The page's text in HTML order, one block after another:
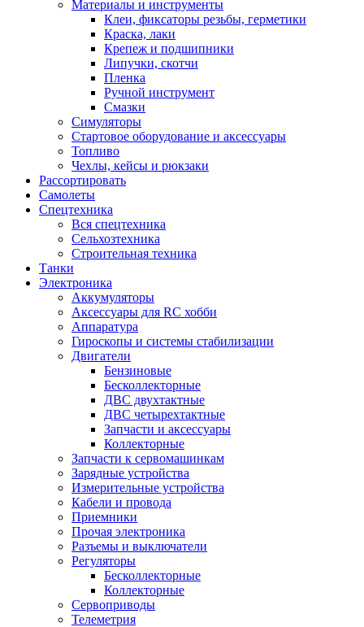
Материалы и инструменты
Клеи, фиксаторы резьбы, герметики
Краска, лаки
Крепеж и подшипники
Липучки, скотчи
Пленка
Ручной инструмент
Смазки
Симуляторы
Стартовое оборудование и аксессуары
Топливо
Чехлы, кейсы и рюкзаки
Рассортировать
Самолеты
Спецтехника
Вся спецтехника
Сельхозтехника
Строительная техника
Танки
Электроника
Аккумуляторы
Аксессуары для RC хобби
Аппаратура
Гироскопы и системы стабилизации
Двигатели
Бензиновые
Бесколлекторные
ДВС двухтактные
ДВС четырехтактные
Запчасти и аксессуары
Коллекторные
Запчасти к сервомашинкам
Зарядные устройства
Измерительные устройства
Кабели и провода
Приемники
Прочая электроника
Разъемы и выключатели
Регуляторы
Бесколлекторные
Коллекторные
Сервоприводы
Телеметрия